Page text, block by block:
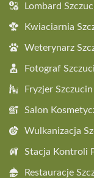
Lombard
Kwiaciarnia
Weterynarz
Fotograf
Fryzjer Szczucin
Salon
Wulkanizacja
Stacja Kontroli
Restauracje